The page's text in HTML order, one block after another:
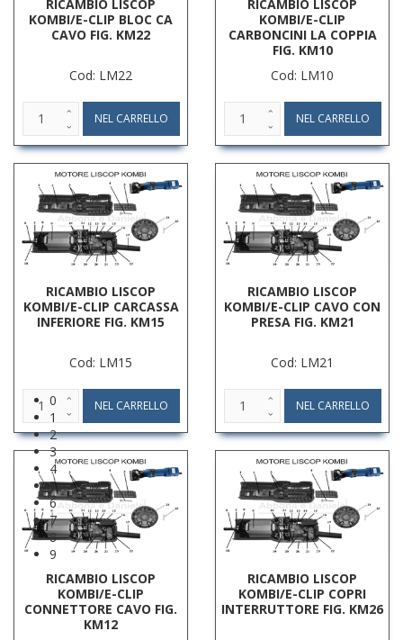
0
1
2
3
4
5
6
7
8
9
RICAMBIO LISCOP
KOMBI/E-CLIP BLOC CA
CAVO FIG. KM22
Cod: LM22
RICAMBIO LISCOP
KOMBI/E-CLIP
CARBONCINI LA COPPIA
FIG. KM10
Cod: LM10
RICAMBIO LISCOP
KOMBI/E-CLIP CARCASSA
INFERIORE FIG. KM15
Cod: LM15
RICAMBIO LISCOP
KOMBI/E-CLIP CAVO CON
PRESA FIG. KM21
Cod: LM21
RICAMBIO LISCOP
KOMBI/E-CLIP
CONNETTORE CAVO FIG.
KM12
RICAMBIO LISCOP
KOMBI/E-CLIP COPRI
INTERRUTTORE FIG. KM26